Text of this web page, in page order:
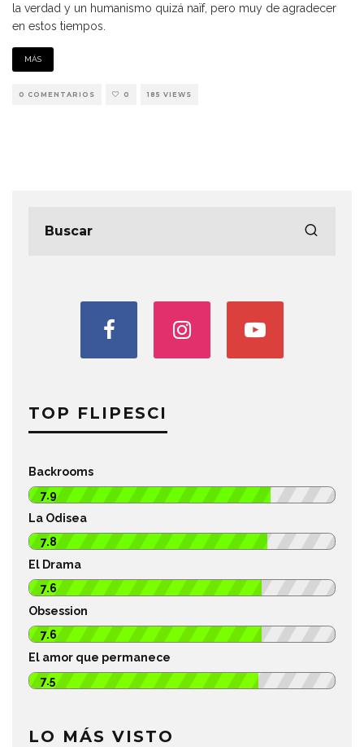
la verdad y un humanismo quizá naïf, pero muy de agradecer
en estos tiempos.
MÁS
0 COMENTARIOS 0 185 VIEWS
TOP FLIPESCI
Backrooms
7.9
La Odisea
7.8
El Drama
7.6
Obsession
7.6
El amor que permanece
7.5
LO MÁS VISTO